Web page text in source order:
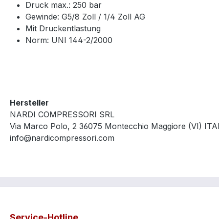
Druck max.: 250 bar
Gewinde: G5/8 Zoll / 1/4 Zoll AG
Mit Druckentlastung
Norm: UNI 144-2/2000
Hersteller
NARDI COMPRESSORI SRL
Via Marco Polo, 2 36075 Montecchio Maggiore (VI)
info@nardicompressori.com